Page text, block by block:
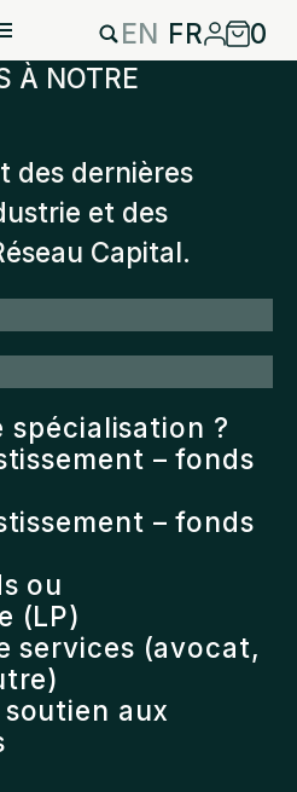
EN FR
0
À NOTRE
des dernières
et des
Capital.
spécialisation ?
– fonds
– fonds
ou
(LP)
services (avocat,
aux